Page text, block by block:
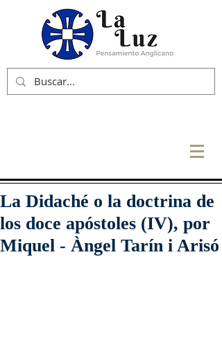
La Didaché o la doctrina de
los doce apóstoles (IV), por
Miquel - Àngel Tarín i Arisó